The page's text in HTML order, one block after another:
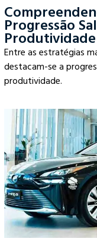
Progressão
Produtividade
Entre as estratégias
destacam-se a
produtividade.